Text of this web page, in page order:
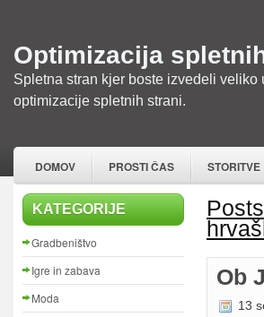
Optimizacija
Spletna stran kjer boste izvedeli
optimizacije spletnih strani.
DOMOV PROSTI ČAS STORITVE
KATEGORIJE
Gradbeništvo
Igre in zabava
Moda
Ob
13